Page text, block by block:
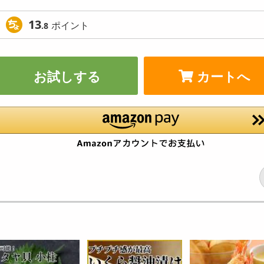
13.8 ポイント
お試しする カートへ